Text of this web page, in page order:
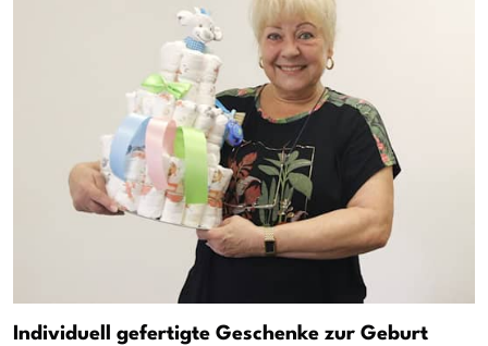
Individuell gefertigte Geschenke zur Geburt